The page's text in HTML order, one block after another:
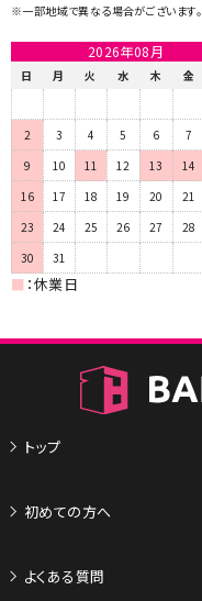
※一部地域で異なる場合がございます。
2026年08月
日 月 火 水 木 金
2
3 4 5 6 7
9
10 11 12 13 14
16
17 18 19 20 21
23
24 25 26 27 28
30
31
■ ：休業日
トップ
初めての方へ
よくある質問